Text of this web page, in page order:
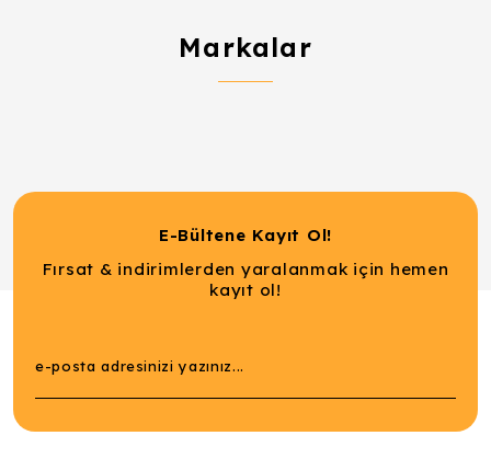
Markalar
E-Bültene Kayıt Ol!
Fırsat & indirimlerden yaralanmak için hemen
kayıt ol!